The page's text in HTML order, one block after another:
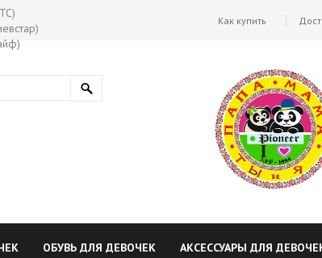
Как купить
ОБУВЬ ДЛЯ ДЕВОЧЕК АКСЕССУАРЫ ДЛЯ